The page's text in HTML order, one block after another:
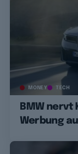
MONEY TECH
BMW nervt
Werbung